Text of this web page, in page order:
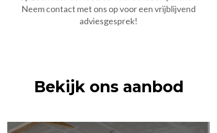
Neem contact met ons op voor een vrijblijvend
adviesgesprek!
Bekijk ons aanbod